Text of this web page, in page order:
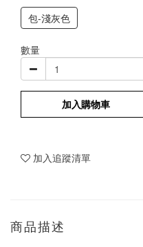
包-淺灰色
數量
加入購物車
加入追蹤清單
商品描述